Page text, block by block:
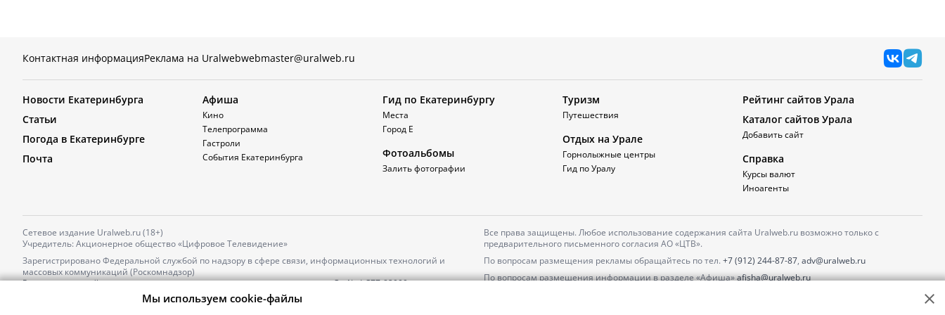
Контактная информацияРеклама на Uralwebwebmaster@uralweb.ru
Новости Екатеринбурга
Статьи
Погода в Екатеринбурге
Почта
Афиша
Кино
Телепрограмма
Гастроли
События Екатеринбурга
Гид по Екатеринбургу
Места
Город Е
Фотоальбомы
Залить фотографии
Туризм
Путешествия
Отдых на Урале
Горнолыжные центры
Гид по Уралу
Рейтинг сайтов Урала
Каталог сайтов Урала
Добавить сайт
Справка
Курсы валют
Иноагенты
Сетевое издание Uralweb.ru (18+)
Учредитель: Акционерное общество «Цифровое Телевидение»
Зарегистрировано Федеральной службой по надзору в сфере связи, информационных технологий и
массовых коммуникаций (Роскомнадзор)
Регистрационный номер и дата принятия решения о регистрации: серияЭл № ФС77-82000
Все права защищены. Любое использование содержания сайта Uralweb.ru возможно только с
предварительного письменного согласия АО «ЦТВ».
По вопросам размещения рекламы обращайтесь по тел. +7 (912) 244-87-87, adv@uralweb.ru
По вопросам размещения информации в разделе «Афиша»afisha@uralweb.ru
Мы используем cookie-файлы